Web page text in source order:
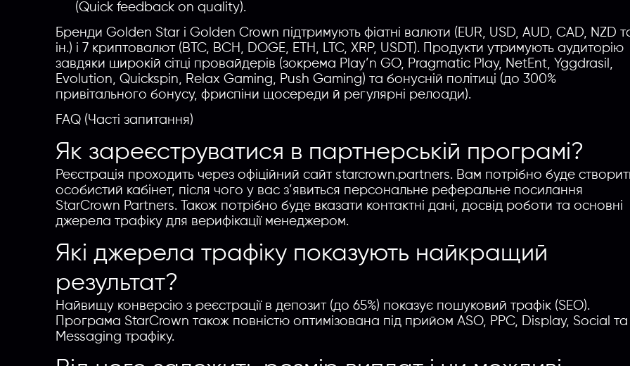
Введите название партнерки, сервиса,команды и т.п.
(Quick feedback on quality).
Бренди Golden Star і Golden Crown підтримують фіатні валюти (EUR, USD, AUD, CAD, NZD
ін.) і 7 криптовалют (BTC, BCH, DOGE, ETH, LTC, XRP, USDT). Продукти утримують аудиторію
завдяки широкій сітці провайдерів (зокрема Play’n GO, Pragmatic Play, NetEnt, Yggdrasil,
Evolution, Quickspin, Relax Gaming, Push Gaming) та бонусній політиці (до 300%
привітального бонусу, фриспіни щосереди й регулярні релоади).
FAQ (Часті запитання)
Як зареєструватися в партнерській програмі?
Реєстрація проходить через офіційний сайт starcrown.partners. Вам потрібно буде
особистий кабінет, після чого у вас з’явиться персональне реферальне посилання
StarCrown Partners. Також потрібно буде вказати контактні дані, досвід роботи та основні
джерела трафіку для верифікації менеджером.
Які джерела трафіку показують найкращий
результат?
Найвищу конверсію з реєстрації в депозит (до 65%) показує пошуковий трафік (SEO).
Програма StarCrown також повністю оптимізована під прийом ASO, PPC, Display, Social та
Messaging трафіку.